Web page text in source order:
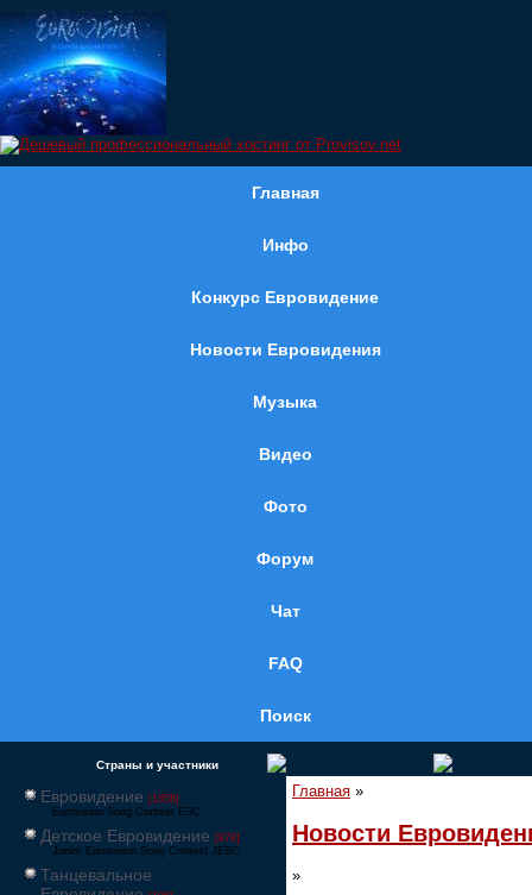
Главная
Инфо
Конкурс Евровидение
Новости Евровидения
Музыка
Видео
Фото
Форум
Чат
FAQ
Поиск
Страны и участники
Евровидение [1858]
Eurovision Song Contest ESC
Детское Евровидение [878]
Junior Eurovision Song Contest JESC
Танцевальное
Главная »
Новости
»